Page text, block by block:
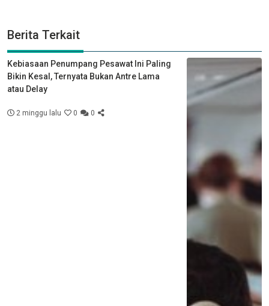
Berita Terkait
Kebiasaan Penumpang Pesawat Ini Paling
Bikin Kesal, Ternyata Bukan Antre Lama
atau Delay
2 minggu lalu 0 0